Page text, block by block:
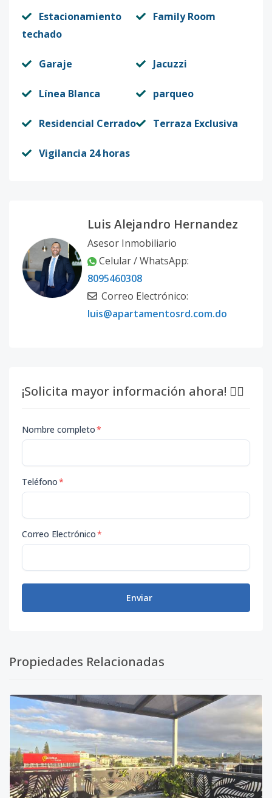
Estacionamiento
techado
Family Room
Garaje Jacuzzi
Línea Blanca parqueo
Residencial Cerrado Terraza Exclusiva
Vigilancia 24 horas
Luis Alejandro Hernandez
Asesor Inmobiliario
Celular / WhatsApp:
8095460308
Correo Electrónico:
luis@apartamentosrd.com.do
¡Solicita mayor información ahora! 👇🏽
Nombre completo*
Teléfono*
Correo Electrónico*
Enviar
Propiedades Relacionadas